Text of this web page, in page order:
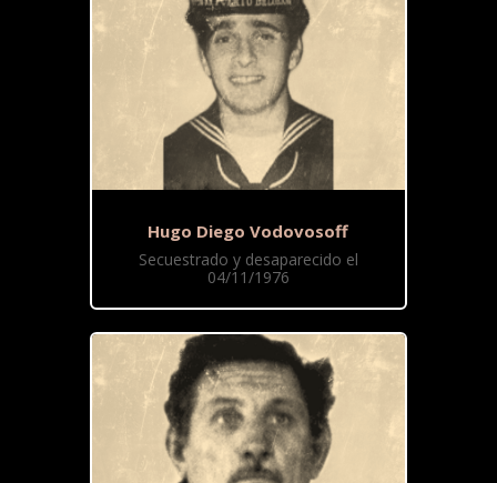
Hugo Diego Vodovosoff
Secuestrado y desaparecido el
04/11/1976